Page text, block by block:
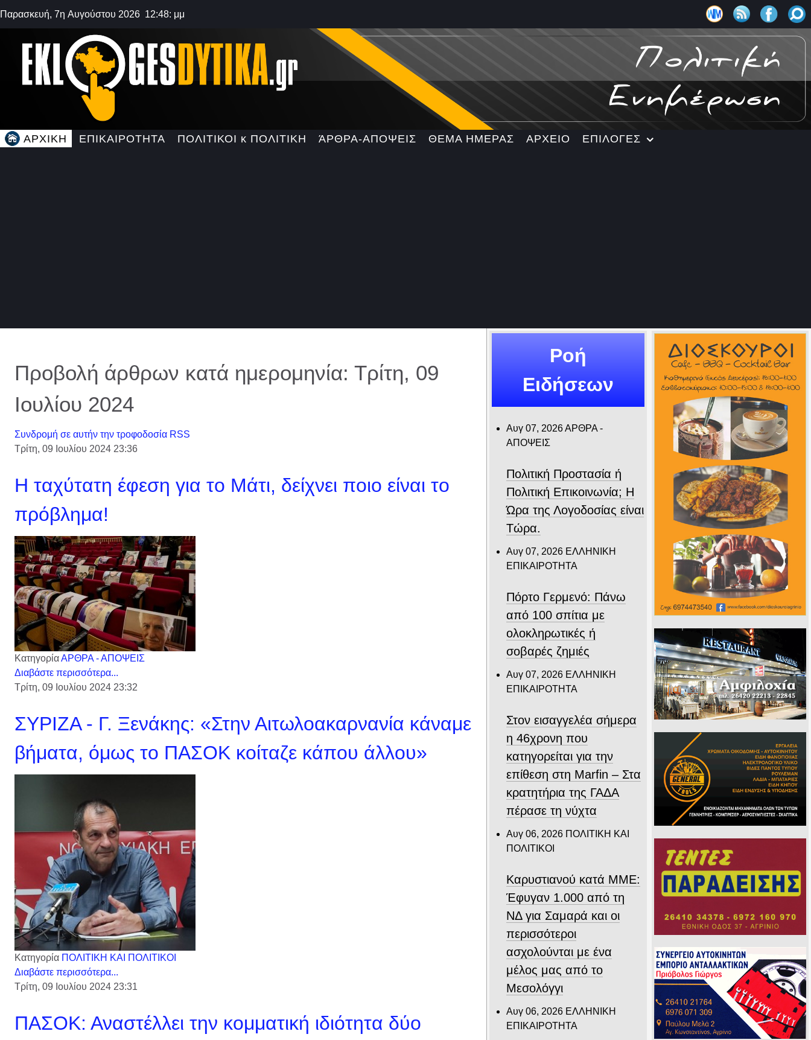
Παρασκευή, 7η Αυγούστου 2026 12:48: μμ
ΑΡΧΙΚΗ ΕΠΙΚΑΙΡΟΤΗΤΑ ΠΟΛΙΤΙΚΟΙ κ ΠΟΛΙΤΙΚΗ ΆΡΘΡΑ-ΑΠΟΨΕΙΣ ΘΕΜΑ ΗΜΕΡΑΣ ΑΡΧΕΙΟ ΕΠΙΛΟΓΕΣ
Προβολή άρθρων κατά ημερομηνία: Τρίτη, 09
Ιουλίου 2024
Συνδρομή σε αυτήν την τροφοδοσία RSS
Τρίτη, 09 Ιουλίου 2024 23:36
Η ταχύτατη έφεση για το Μάτι, δείχνει ποιο είναι το
πρόβλημα!
ΚατηγορίαΑΡΘΡΑ - ΑΠΟΨΕΙΣ
Διαβάστε περισσότερα...
Τρίτη, 09 Ιουλίου 2024 23:32
ΣΥΡΙΖΑ - Γ. Ξενάκης: «Στην Αιτωλοακαρνανία κάναμε
βήματα, όμως το ΠΑΣΟΚ κοίταζε κάπου άλλου»
Κατηγορία ΠΟΛΙΤΙΚΗ ΚΑΙ ΠΟΛΙΤΙΚΟΙ
Διαβάστε περισσότερα...
Τρίτη, 09 Ιουλίου 2024 23:31
ΠΑΣΟΚ: Αναστέλλει την κομματική ιδιότητα δύο
Ροή
Ειδήσεων
Αυγ 07, 2026ΑΡΘΡΑ -
ΑΠΟΨΕΙΣ
Πολιτική Προστασία ή
Πολιτική Επικοινωνία; Η
Ώρα της Λογοδοσίας είναι
Τώρα.
Αυγ 07, 2026 ΕΛΛΗΝΙΚΗ
ΕΠΙΚΑΙΡΟΤΗΤΑ
Πόρτο Γερμενό: Πάνω
από 100 σπίτια με
ολοκληρωτικές ή
σοβαρές ζημιές
Αυγ 07, 2026 ΕΛΛΗΝΙΚΗ
ΕΠΙΚΑΙΡΟΤΗΤΑ
Στον εισαγγελέα σήμερα
η 46χρονη που
κατηγορείται για την
επίθεση στη Marfin – Στα
κρατητήρια της ΓΑΔΑ
πέρασε τη νύχτα
Αυγ 06, 2026 ΠΟΛΙΤΙΚΗ ΚΑΙ
ΠΟΛΙΤΙΚΟΙ
Καρυστιανού κατά ΜΜΕ:
Έφυγαν 1.000 από τη
ΝΔ για Σαμαρά και οι
περισσότεροι
ασχολούνται με ένα
μέλος μας από το
Μεσολόγγι
Αυγ 06, 2026 ΕΛΛΗΝΙΚΗ
ΕΠΙΚΑΙΡΟΤΗΤΑ